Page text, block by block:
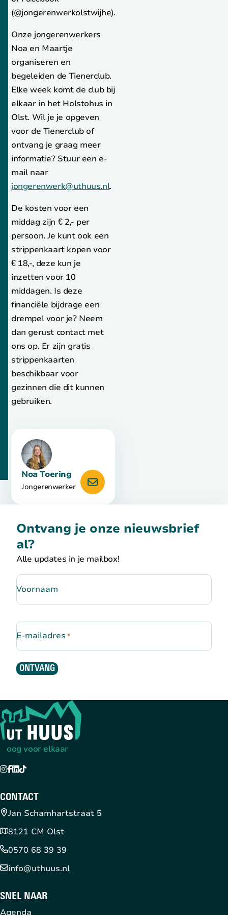
(@jongerenwerkolstwijhe).
Onze jongerenwerkers
Noa en Maartje
organiseren en
begeleiden de Tienerclub.
Elke week komt de club bij
elkaar in het Holstohus in
Olst. Wil je je opgeven
voor de Tienerclub of
ontvang je graag meer
informatie? Stuur een e-
mail naar
jongerenwerk@uthuus.nl.
De kosten voor een
middag zijn € 2,- per
persoon. Je kunt ook een
strippenkaart kopen voor
€ 18,-, deze kun je
inzetten voor 10
middagen. Is deze
financiële bijdrage een
drempel voor je? Neem
dan gerust contact met
ons op. Er zijn gratis
strippenkaarten
beschikbaar voor
gezinnen die dit kunnen
gebruiken.
Noa Toering
Jongerenwerker Open de contactpopup
Ontvang je onze nieuwsbrief
al?
Alle updates in je mailbox!
Voornaam
E-mailadres *
ONTVANG
Terug naar de startpagina
oog voor elkaar
Instagram
Facebook
LinkedIn
TikTok
YouTube
CONTACT
Jan Schamhartstraat 5
8121 CM Olst
0570 68 39 39
info@uthuus.nl
SNEL NAAR
Agenda